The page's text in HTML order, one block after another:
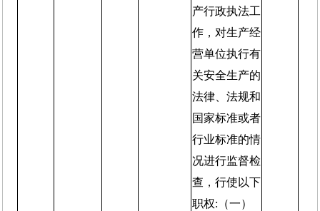
产行政执法工
作，对生产经
营单位执行有
关安全生产的
法律、法规和
国家标准或者
行业标准的情
况进行监督检
查，行使以下
职权:（一）